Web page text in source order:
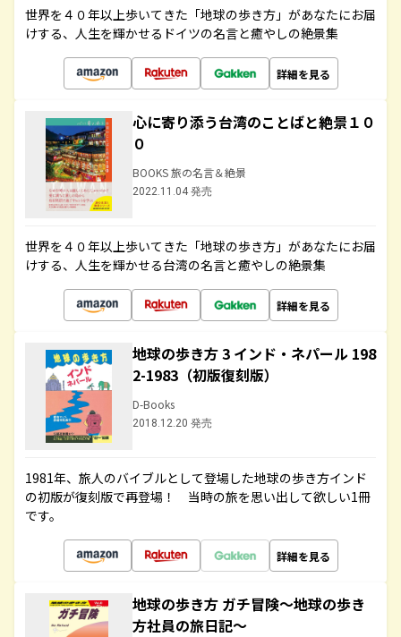
世界を４０年以上歩いてきた「地球の歩き方」があなたにお届
けする、人生を輝かせるドイツの名言と癒やしの絶景集
詳細を見る
心に寄り添う台湾のことばと絶景１０
０
BOOKS 旅の名言＆絶景
2022.11.04 発売
世界を４０年以上歩いてきた「地球の歩き方」があなたにお届
けする、人生を輝かせる台湾の名言と癒やしの絶景集
詳細を見る
地球の歩き方 3 インド・ネパール 198
2-1983（初版復刻版）
D-Books
2018.12.20 発売
1981年、旅人のバイブルとして登場した地球の歩き方インド
の初版が復刻版で再登場！ 当時の旅を思い出して欲しい1冊
です。
詳細を見る
地球の歩き方 ガチ冒険～地球の歩き
方社員の旅日記～